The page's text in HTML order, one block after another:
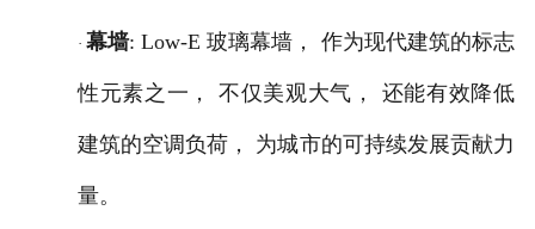
· 幕墙: Low-E 玻璃幕墙， 作为现代建筑的标志
性元素之一， 不仅美观大气， 还能有效降低
建筑的空调负荷， 为城市的可持续发展贡献力
量。